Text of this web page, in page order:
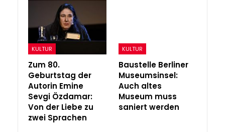
KULTUR
Zum 80.
Geburtstag der
Autorin Emine
Sevgi Özdamar:
Von der Liebe zu
zwei Sprachen
KULTUR
Baustelle Berliner
Museumsinsel:
Auch altes
Museum muss
saniert werden